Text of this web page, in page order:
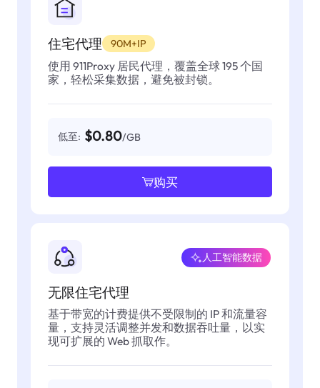
住宅代理 90M+IP
使用 911Proxy 居民代理，覆盖全球 195 个国
家，轻松采集数据，避免被封锁。
低至: $0.80/GB
购买
无限住宅代理
人工智能数据
基于带宽的计费提供不受限制的 IP 和流量容
量，支持灵活调整并发和数据吞吐量，以实
现可扩展的 Web 抓取作。